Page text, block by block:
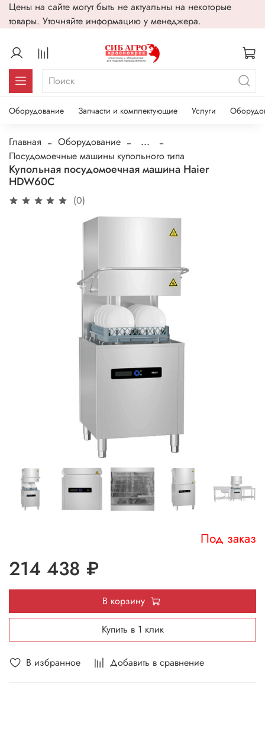
Цены на сайте могут быть не актуальны на некоторые
товары. Уточняйте информацию у менеджера.
Оборудование Запчасти и комплектующие Услуги
Главная Оборудование
...
Посудомоечные машины купольного типа
Купольная посудомоечная машина Haier
HDW60C
(0)
В избранное Добавить в сравнение
Под заказ
214 438 ₽
В корзину
Купить в 1 клик